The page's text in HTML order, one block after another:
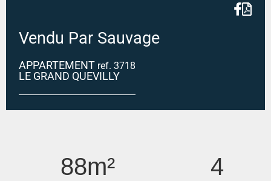
Vendu Par Sauvage
APPARTEMENT ref. 3718
LE GRAND QUEVILLY
88m² 4